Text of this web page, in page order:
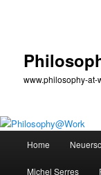
www.philosophy-at-
Home
Michel Serres